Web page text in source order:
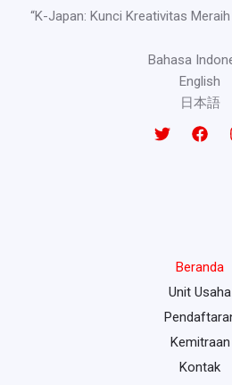
“K-Japan: Kunci Kreativitas
Bahasa
English
日本語
Beranda
Unit Usaha
Kemitraan
Kontak